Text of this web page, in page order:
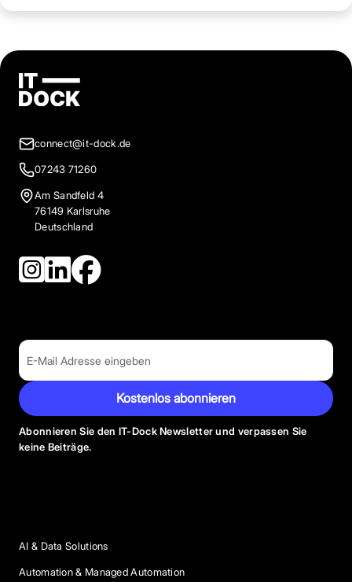
connect@it-dock.de
07243 71260
Am Sandfeld 4
76149 Karlsruhe
Deutschland
Kostenlos abonnieren
Abonnieren Sie den IT-Dock Newsletter und verpassen Sie
keine Beiträge.
AI & Data Solutions
Automation & Managed Automation